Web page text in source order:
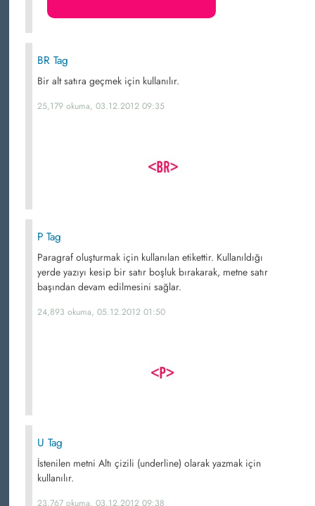
BR Tag
Bir alt satıra geçmek için kullanılır.
25,179 okuma, 03.12.2012 09:35
P Tag
Paragraf oluşturmak için kullanılan etikettir. Kullanıldığı
yerde yazıyı kesip bir satır boşluk bırakarak, metne satır
başından devam edilmesini sağlar.
24,893 okuma, 05.12.2012 01:50
U Tag
İstenilen metni Altı çizili (underline) olarak yazmak için
kullanılır.
23,767 okuma, 03.12.2012 09:38